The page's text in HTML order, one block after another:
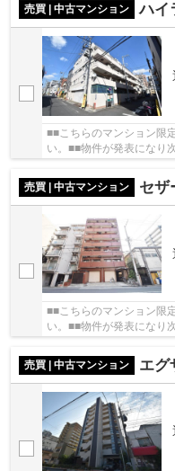
売買 | 中古マンション ハイ
■■こちらのマンション限
い。■■物件が発表になり
売買 | 中古マンション セザ
■■こちらのマンション限
い。■■物件が発表になり
売買 | 中古マンション エグ